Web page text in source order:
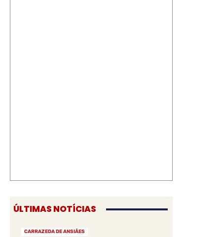
ÚLTIMAS NOTÍCIAS
CARRAZEDA DE ANSIÃES